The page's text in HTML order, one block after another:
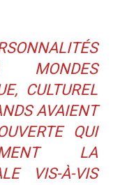
MONDES
CULTUREL
AVAIENT
QUI
LA
VIS-À-VIS